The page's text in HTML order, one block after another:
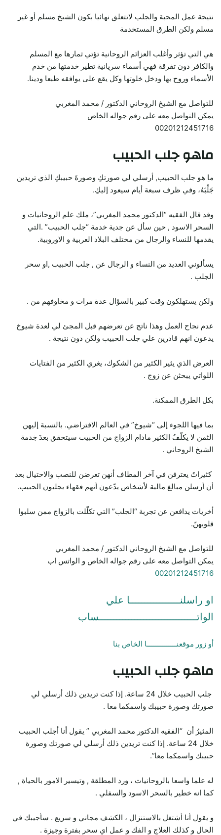
نتيجة عمل المحبة والجلب لاتتعلق نهائيا بكون الشيخ مسلم أو غير
مسلم ولكن الطرق المستخدمة
هي التي تؤثر وأغلب العزائم الروحانية تؤتي ثمارها مع المسلم
والكافر دون تفرقة فهي أسماء سريانية تطير خدمتها من خدم
الأسماء وروح بها ودخل خلوتها وكل يقع على يوافقه طبعا ودينا.
للتواصل مع الشيخ الروحاني الدكتور / محمد المغربي
يمكن التواصل معه على رقم جواله الخاص
00201212451716
ماهو جلب الحبيب
ما هو جلب الحبيب, أرسلي لي صورتكِ وصورةَ حبيبكِ الذي تريدين
جَلْبَهُ، وفي ظرف سبعة أيام سيعود إليكِ.
وقد قال الفقيه “الدكتور محمد المغربي”، ملك علم الروحانيات و
السحر الاسود , حين سأل عن جدية خدمة “جلب الحبيب” .التي
يقدمها للنساء والرجال من مختلف البلاد العربية و الاوروبية.
يسألوني العديد من النساء و الرجال عن , جلب الحبيب ,او سحر
الجلب .
ولكن يستهلكون وقت كبير بالسؤال عدة مرات و مخاوفهم من .
عدم نجاح العمل وهذا ناتج عن تعرضهم قبل المجئ لي لعدة شيوخ
يدعون انهم قادرين علي جلب الحبيب ولكن دون نتيجة .
العرض الذي يثير الكثير من الشكوك، يغري الكثير من الفتايات
اللواتي يبحثن عن زوج .
بكل الطرق الممكنة.
بما فيها اللجوء إلى “شيوخ” في العالم الافتراضي. بالنسبة إليهن
الثمن لا يكلّفُ الكثير مادام الزواج من الحبيب سيتحقق بعدَ خِدمة
الشيخ الروحاني .
كثيراتٌ يعترفن في آخر المطاف أنهن تعرضن للنصب والاحتيال بعد
أن أرسلن مبالغ مالية لأشخاص يدّعون أنهم فقهاء يجلبون الحبيب.
أخريات يدافعن عن تجربة “الجلب” التي تكلّلت بالزواج ممن سلبوا
قلوبهنّ.
للتواصل مع الشيخ الروحاني الدكتور / محمد المغربي
يمكن التواصل معه على رقم جواله الخاص و الواتس اب
00201212451716
او راسلنـــــــــــــــــا علي
الواتـــــــــــــــــــــــــــــــــساب
أو زور موقعنـــــــــــــــا الخاص بنا
ماهو جلب الحبيب
جلب الحبيب خلال 24 ساعة. إذا كنت تريدين ذلك أرسلي لي
صورتك وصورة حبيبك واسمكما معا .
المثيرُ أن “الفقيه الدكتور محمد المغربي ” يقول أنا أجلب الحبيب
خلال 24 ساعة. إذا كنت تريدين ذلك أرسلي لي صورتك وصورة
حبيبك واسمكما معا”.
له علما واسعا بالروحانيات ، ورد المطلقة , وتيسير الامور بالحياة ,
كما انه خطير بالسحر الاسود والسفلي .
و يقول أنا أشتغل بالاستنزال ، الكشف مجاني و سريع . سأجيبك في
الحال و كذلك العلاج و الفك و عمل اي سحر بفترة وجيزة .